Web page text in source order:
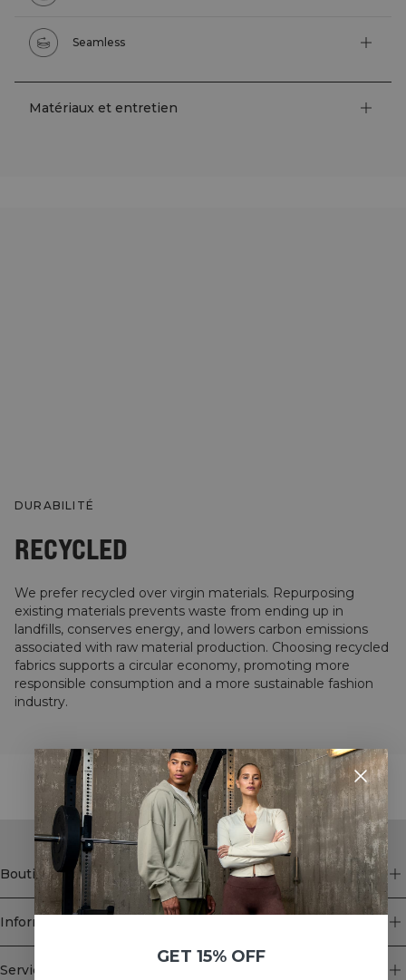
Seamless
Matériaux et entretien
DURABILITÉ
RECYCLED
We prefer recycled over virgin materials. Repurposing
existing materials prevents waste from ending up in
landfills, conserves energy, and lowers carbon emissions
associated with raw material production. Choosing recycled
fabrics supports a circular economy, promoting more
responsible consumption and a more sustainable fashion
industry.
STYLE WITH
Boutique
Information
Service client
GET 15% OFF